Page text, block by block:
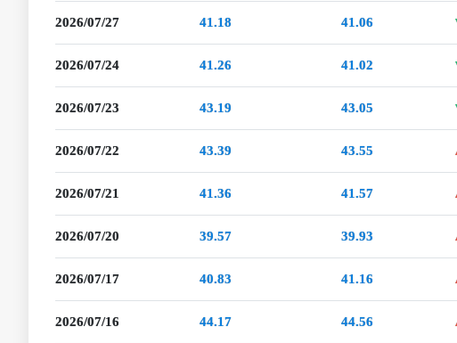
2026/07/27 41.18 41.06
2026/07/24 41.26 41.02
2026/07/23 43.19 43.05
2026/07/22 43.39 43.55
2026/07/21 41.36 41.57
2026/07/20 39.57 39.93
2026/07/17 40.83 41.16
2026/07/16 44.17 44.56